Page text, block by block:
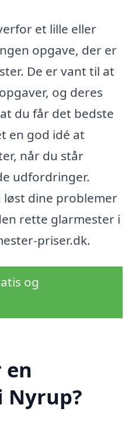
et lille eller
opgave, der er
De er vant til at
og deres
du får det bedste
en god idé at
når du står
udfordringer.
dine problemer
rette glarmester i
priser.dk.
og
en
Nyrup?